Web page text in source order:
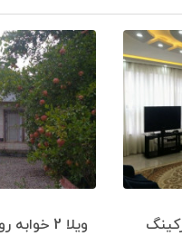
ویلا 2 خوابه روستایی دارای پارکینگ